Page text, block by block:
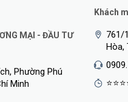
MẠI - ĐẦU TƯ
Phường Phú
Minh
Khách
761/
Hòa,